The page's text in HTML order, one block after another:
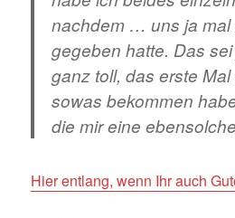
nachdem … uns ja mal
gegeben hatte. Das
ganz toll, das erste
sowas bekommen
die mir eine
Hier entlang, wenn Ihr auch